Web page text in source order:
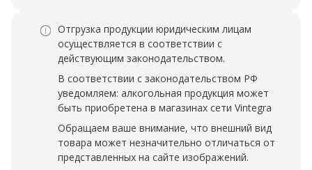
Отгрузка продукции юридическим лицам
осуществляется в соответствии с
действующим законодательством.
В соответствии с законодательством РФ
уведомляем: алкогольная продукция может
быть приобретена в магазинах сети Vintegra
Обращаем ваше внимание, что внешний вид
товара может незначительно отличаться от
представленных на сайте изображений.